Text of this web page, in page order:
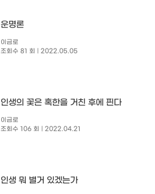
운명론
이금로
조회수 81 회
| 2022.05.05
인생의 꽃은 혹한을 거친 후에 핀다
이금로
조회수 106 회
| 2022.04.21
인생 뭐 별거 있겠는가